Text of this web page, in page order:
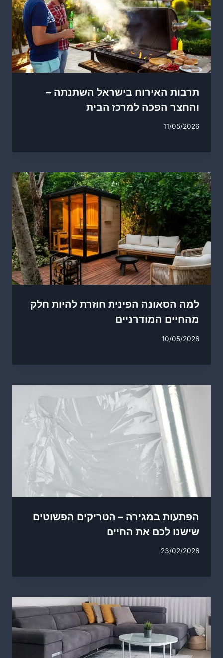
תרבות האירוח בישראל השתנתה –
והחצר הפכה למרכז הבית
11/05/2026
למה הסאונה הפינית חוזרת להיות חלק
מהחיים המודרניים
10/05/2026
הפתעות במגירה – הטריקים הפשוטים
שישנו לכם את החיים
23/02/2026